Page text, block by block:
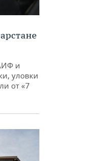
и
уловки
от «7